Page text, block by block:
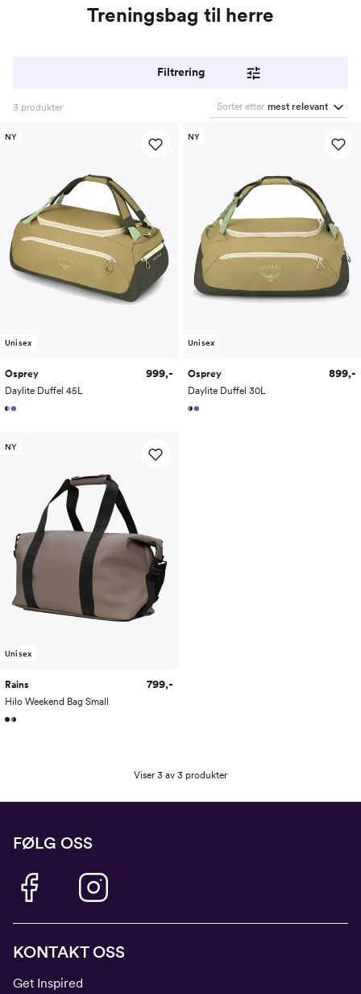
Treningsbag til herre
Filtrering
3 produkter Sorter etter mest relevant
NY
Unisex
Osprey
Daylite Duffel 45L
999,-
NY
Unisex
Osprey
Daylite Duffel 30L
899,-
NY
Unisex
Rains
Hilo Weekend Bag Small
799,-
Viser 3 av 3 produkter
FØLG OSS
KONTAKT OSS
Get Inspired